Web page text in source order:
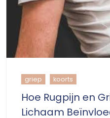
griep koorts
Hoe Rugpijn en
Lichaam